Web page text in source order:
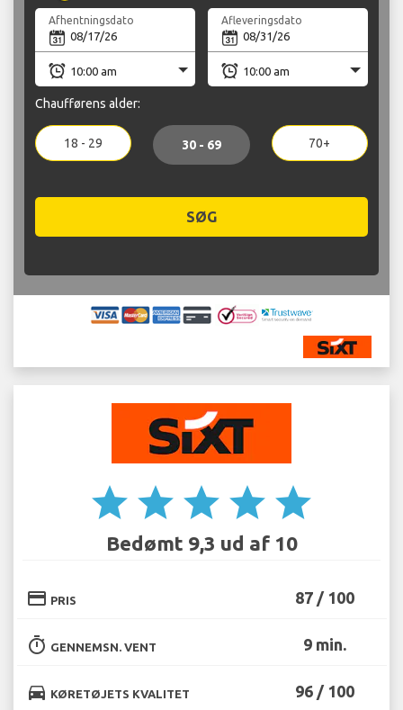
Afhentningsdato Afleveringsdato
Chaufførens alder:
18 - 29 30 - 69 70+
SØG
star star star star star
Bedømt 9,3 ud af 10
credit_card PRIS 87 / 100
timer GENNEMSN. VENT 9 min.
directions_car KØRETØJETS KVALITET 96 / 100